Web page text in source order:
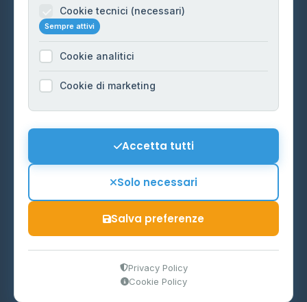
Informazioni legali
Cookie Policy
Preferenze Cookie
Mappa del sito
P.IVA 03859300364
Ministero delle Imprese e del Made in Italy
Cookie tecnici (necessari)
Sempre attivi
Cookie analitici
Cookie di marketing
Accetta tutti
Solo necessari
Salva preferenze
Privacy Policy
Cookie Policy